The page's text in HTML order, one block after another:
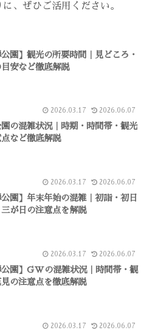
、ぜひご活用ください。
公園】観光の所要時間｜見どころ・
安など徹底解説
2026.03.17 2026.06.07
の混雑状況｜時期・時間帯・観光
点など徹底解説
2026.03.17 2026.06.07
公園】年末年始の混雑｜初詣・初日
三が日の注意点を解説
2026.03.17 2026.06.07
公園】GWの混雑状況｜時間帯・観
の注意点を徹底解説
2026.03.17 2026.06.07